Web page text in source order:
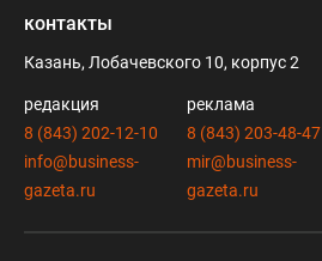
контакты
Казань, Лобачевского 10, корпус 2
редакция
8 (843) 202-12-10
info@business-
gazeta.ru
реклама
8 (843) 203-48-47
mir@business-
gazeta.ru